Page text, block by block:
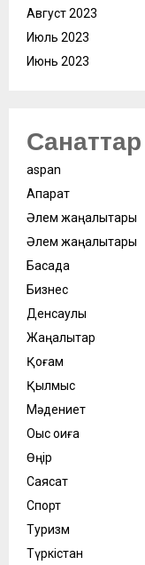
Август 2023
Июль 2023
Июнь 2023
Санаттар
aspan
Ақпарат
Әлем жаңалықтары
Әлем жаңалықтары
Басқада
Бизнес
Денсаулық
Жаңалықтар
Қоғам
Қылмыс
Мәдениет
Оқыс оқиға
Өңір
Саясат
Спорт
Туризм
Түркістан